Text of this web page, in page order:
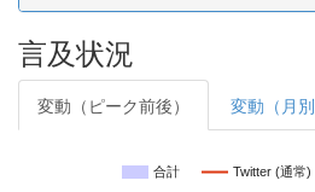
言及状況
変動（ピーク前後） 変動（月別
合計 Twitter (通常)